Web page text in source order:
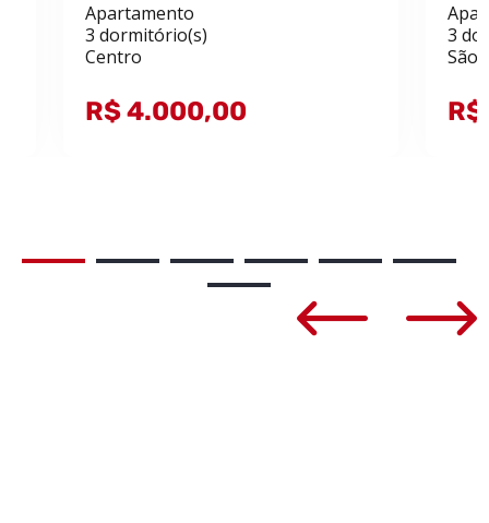
Apartamento
3 dormitório(s)
Centro
R$ 4.000,00
3
São